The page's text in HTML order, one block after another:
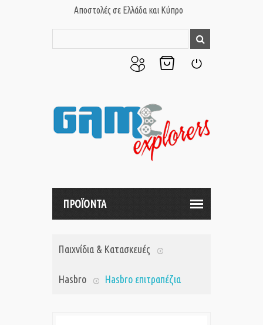
Αποστολές σε Ελλάδα και Κύπρο
μου
ΠΡΟΪΟΝΤΑ
Παιχνίδια & Κατασκευές
Hasbro Hasbro επιτραπέζια